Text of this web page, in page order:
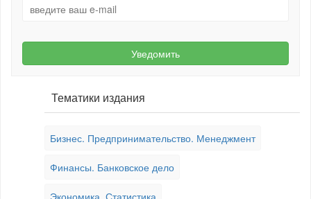
Уведомить
Тематики издания
Бизнес. Предпринимательство. Менеджмент
Финансы. Банковское дело
Экономика. Статистика